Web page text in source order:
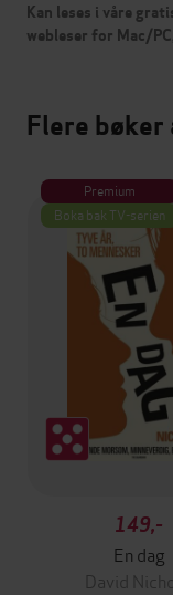
Kan leses i våre
webleser for Mac/
Flere
Premium
Boka bak TV-serien
149,-
En dag
David